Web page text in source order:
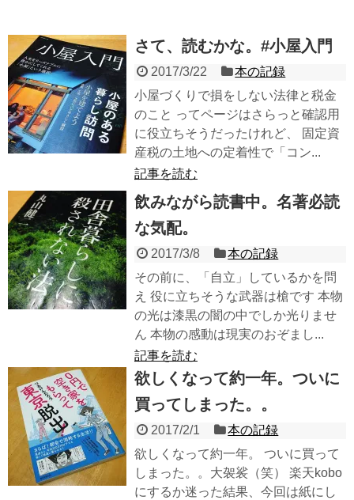
さて、読むかな。#小屋入門
2017/3/22
本の記録
小屋づくりで損をしない法律と税金
のこと ってページはさらっと確認用
に役立ちそうだったけれど、 固定資
産税の土地への定着性で「コン...
記事を読む
飲みながら読書中。名著必読
な気配。
2017/3/8
本の記録
その前に、「自立」しているかを問
え 役に立ちそうな武器は槍です 本物
の光は漆黒の闇の中でしか光りませ
ん 本物の感動は現実のおぞまし...
記事を読む
欲しくなって約一年。ついに
買ってしまった。。
2017/2/1
本の記録
欲しくなって約一年。 ついに買って
しまった。。大袈裟（笑） 楽天kobo
にするか迷った結果、今回は紙にし